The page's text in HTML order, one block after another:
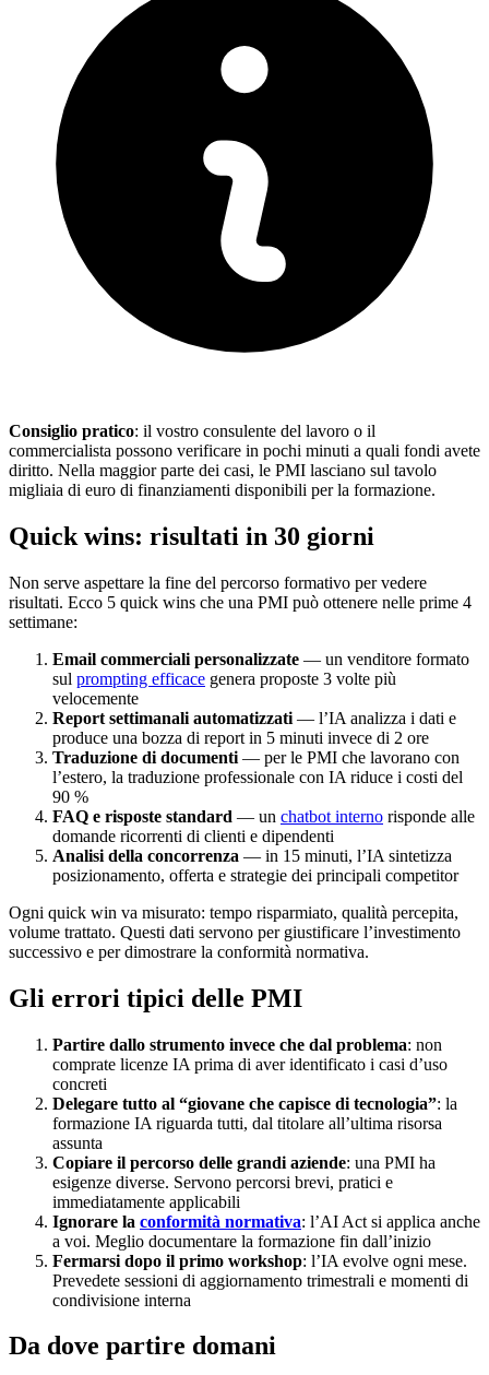
Consiglio pratico: il vostro consulente del lavoro o il
commercialista possono verificare in pochi minuti a quali fondi avete
diritto. Nella maggior parte dei casi, le PMI lasciano sul tavolo
migliaia di euro di finanziamenti disponibili per la formazione.
Quick wins: risultati in 30 giorni
Non serve aspettare la fine del percorso formativo per vedere
risultati. Ecco 5 quick wins che una PMI può ottenere nelle prime 4
settimane:
Email commerciali personalizzate — un venditore formato
sul prompting efficace genera proposte 3 volte più
velocemente
Report settimanali automatizzati — l’IA analizza i dati e
produce una bozza di report in 5 minuti invece di 2 ore
Traduzione di documenti — per le PMI che lavorano con
l’estero, la traduzione professionale con IA riduce i costi del
90 %
FAQ e risposte standard — un chatbot interno risponde alle
domande ricorrenti di clienti e dipendenti
Analisi della concorrenza — in 15 minuti, l’IA sintetizza
posizionamento, offerta e strategie dei principali competitor
Ogni quick win va misurato: tempo risparmiato, qualità percepita,
volume trattato. Questi dati servono per giustificare l’investimento
successivo e per dimostrare la conformità normativa.
Gli errori tipici delle PMI
Partire dallo strumento invece che dal problema: non
comprate licenze IA prima di aver identificato i casi d’uso
concreti
Delegare tutto al “giovane che capisce di tecnologia”: la
formazione IA riguarda tutti, dal titolare all’ultima risorsa
assunta
Copiare il percorso delle grandi aziende: una PMI ha
esigenze diverse. Servono percorsi brevi, pratici e
immediatamente applicabili
Ignorare la conformità normativa: l’AI Act si applica anche
a voi. Meglio documentare la formazione fin dall’inizio
Fermarsi dopo il primo workshop: l’IA evolve ogni mese.
Prevedete sessioni di aggiornamento trimestrali e momenti di
condivisione interna
Da dove partire domani